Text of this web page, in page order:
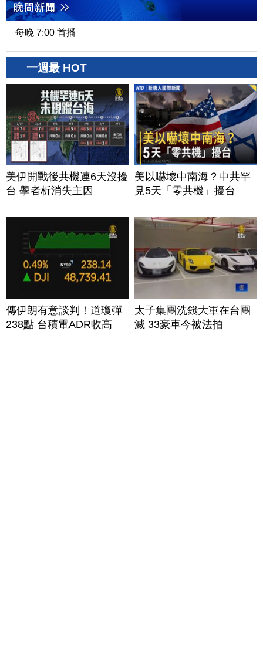
每晚 7:00 首播
一週最 HOT
美伊開戰後共機連6天沒擾
台 學者析消失主因
美以嚇壞中南海？中共罕
見5天「零共機」擾台
傳伊朗有意談判！道瓊彈
238點 台積電ADR收高
太子集團洗錢大軍在台團
滅 33豪車今被法拍